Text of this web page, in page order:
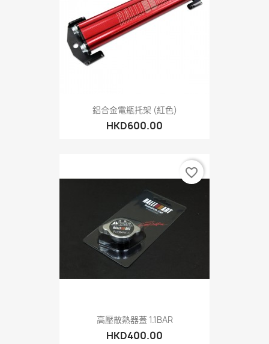
鋁合金電瓶托架 (紅色)
HKD600.00
高壓散熱器蓋 1.1BAR
HKD400.00
favorite_border